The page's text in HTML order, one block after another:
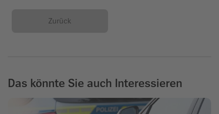
Zurück
Das könnte Sie auch Interessieren